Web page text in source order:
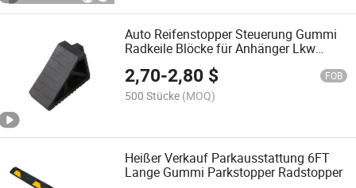
Auto Reifenstopper Steuerung Gummi
Radkeile Blöcke für Anhänger Lkw
Wohnmobil Camper Griffe
2,70-2,80 $ FOB
500 Stücke (MOQ)
Heißer Verkauf Parkausstattung 6FT
Lange Gummi Parkstopper Radstopper